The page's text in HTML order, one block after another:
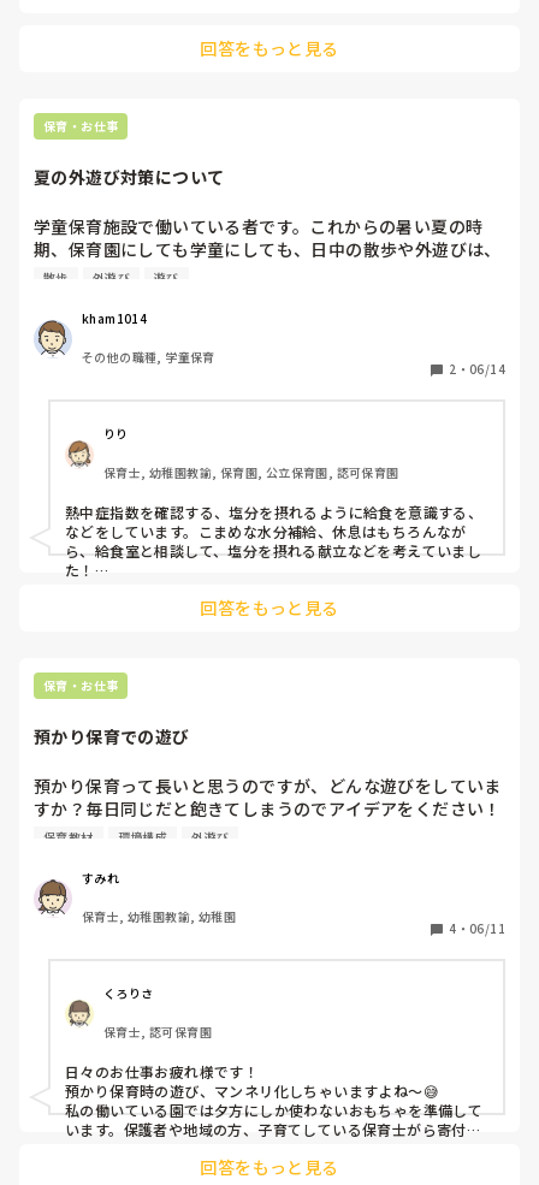
たったそれだけのことなんだけど、胸が熱くなった。少しず
回答をもっと見る
保育・お仕事
夏の外遊び対策について
学童保育施設で働いている者です。これからの暑い夏の時
期、保育園にしても学童にしても、日中の散歩や外遊びは、
子供だけでなく大人も含めて夏バテ対策が必要になってきま
対策をされていたりしますでしょうか？
私の施設では、外遊びは激しく走り回る遊びを無くす等の制
限や、空調の効いた屋内施設（学校の体育館等）を利用する
散歩 外遊び 遊び
kham1014
その他の職種, 学童保育
2 ・ 06/14
りり
保育士, 幼稚園教諭, 保育園, 公立保育園, 認可保育園
熱中症指数を確認する、塩分を摂れるように給食を意識する、
などをしています。こまめな水分補給、休息はもちろんなが
ら、給食室と相談して、塩分を摂れる献立などを考えていまし
た！
回答をもっと見る
保育・お仕事
預かり保育での遊び
預かり保育って長いと思うのですが、どんな遊びをしていま
すか？毎日同じだと飽きてしまうのでアイデアをください！
ちなみにうちの園は、外遊び、リズム遊び、歌、おもちゃ、
保育教材 環境構成 外遊び
すみれ
保育士, 幼稚園教諭, 幼稚園
4 ・ 06/11
くろりさ
保育士, 認可保育園
日々のお仕事お疲れ様です！
預かり保育時の遊び、マンネリ化しちゃいますよね〜😅
私の働いている園では夕方にしか使わないおもちゃを準備して
います。保護者や地域の方、子育てしている保育士がら寄付し
もちゃがあることで飽きずに過ごせているように思います。
回答をもっと見る